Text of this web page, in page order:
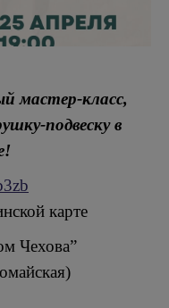
мастер-класс,
подвеску в
карте
Чехова”